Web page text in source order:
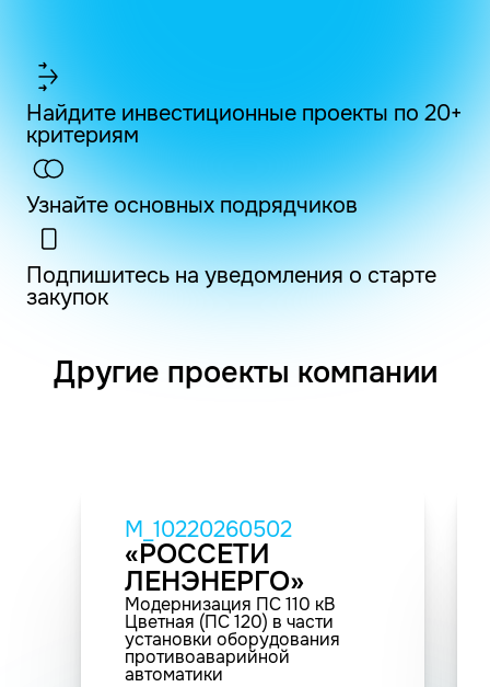
Найдите инвестиционные проекты по 20+
критериям
Узнайте основных подрядчиков
Подпишитесь на уведомления о старте
закупок
Другие проекты компании
M_10220260502
«РОССЕТИ
ЛЕНЭНЕРГО»
Модернизация ПС 110 кВ
Цветная (ПС 120) в части
установки оборудования
противоаварийной
автоматики